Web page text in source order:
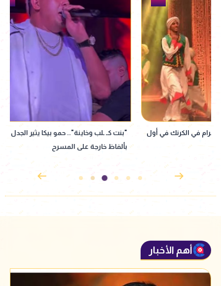
"بنت كـ ـلب وخاينة".. حمو بيكا يثير الجدل
بألفاظ خارجة على المسرح
بمناسبة العيد
محافظة السويس
أهم الأخبار